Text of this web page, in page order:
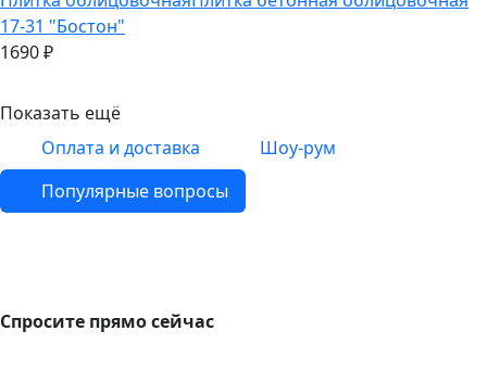
17-31 "Бостон"
1690₽
Показать ещё
Оплата и доставка
Шоу-рум
Популярные вопросы
Спросите прямо сейчас